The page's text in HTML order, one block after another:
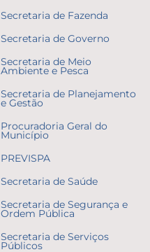
Secretaria de Fazenda
Secretaria de Governo
Secretaria de Meio
Ambiente e Pesca
Secretaria de Planejamento
e Gestão
Procuradoria Geral do
Município
PREVISPA
Secretaria de Saúde
Secretaria de Segurança e
Ordem Pública
Secretaria de Serviços
Públicos